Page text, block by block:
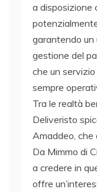
a disposizione
garantendo un
gestione del
che un
sempre
Tra le realtà
Deliveristo
Amaddeo, che
Da Mimmo di
a credere in
offre